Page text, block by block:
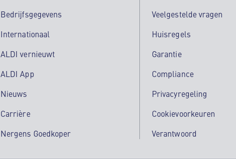
Bedrijfsgegevens
Internationaal
ALDI vernieuwt
ALDI App
Nieuws
Carrière
Nergens Goedkoper
Veelgestelde vragen
Huisregels
Garantie
Compliance
Privacyregeling
Cookievoorkeuren
Verantwoord